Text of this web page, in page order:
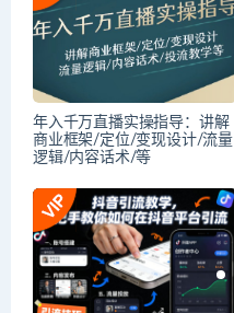
年入千万直播实操指导：讲解
商业框架/定位/变现设计/流量
逻辑/内容话术/等